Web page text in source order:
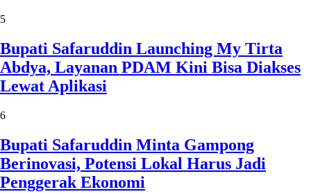
5
Bupati Safaruddin Launching My Tirta
Abdya, Layanan PDAM Kini Bisa Diakses
Lewat Aplikasi
6
Bupati Safaruddin Minta Gampong
Berinovasi, Potensi Lokal Harus Jadi
Penggerak Ekonomi